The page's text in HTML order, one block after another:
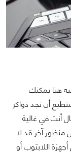
هنا يمكنك
أن تجد ذواكر
أنت في غالية
منظور آخر قد لا
اللابتوب أو